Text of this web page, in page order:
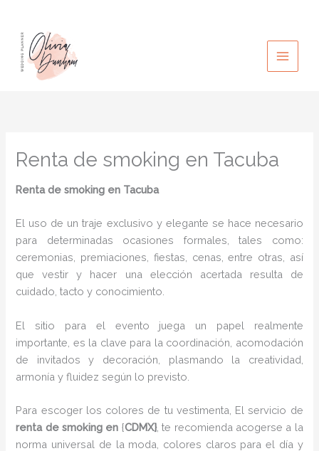
contenido
Renta de smoking en Tacuba
Renta de smoking en Tacuba
El uso de un traje exclusivo y elegante se hace necesario
para determinadas ocasiones formales, tales como:
ceremonias, premiaciones, fiestas, cenas, entre otras, así
que vestir y hacer una elección acertada resulta de
cuidado, tacto y conocimiento.
El sitio para el evento juega un papel realmente
importante, es la clave para la coordinación, acomodación
de invitados y decoración, plasmando la creatividad,
armonía y fluidez según lo previsto.
Para escoger los colores de tu vestimenta, El servicio de
renta de smoking en {CDMX}, te recomienda acogerse a la
norma universal de la moda, colores claros para el día y